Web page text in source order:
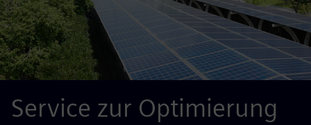
Service zur Optimierung